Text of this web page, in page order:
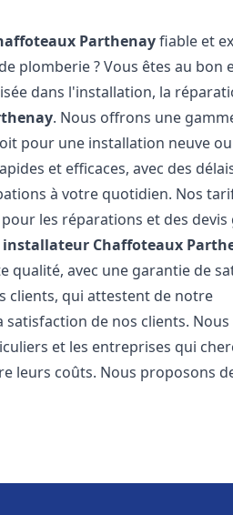
Parthenayfiable et
plomberie ? Vous êtes au bon
dans l'installation, la
. Nous offrons une
pour une installation neuve
et efficaces, avec des
à votre quotidien. Nos
les réparations et des
installateur Chaffoteaux
qualité, avec une garantie de
clients, qui attestent de notre
de nos clients. Nous
et les entreprises qui
leurs coûts. Nous proposons